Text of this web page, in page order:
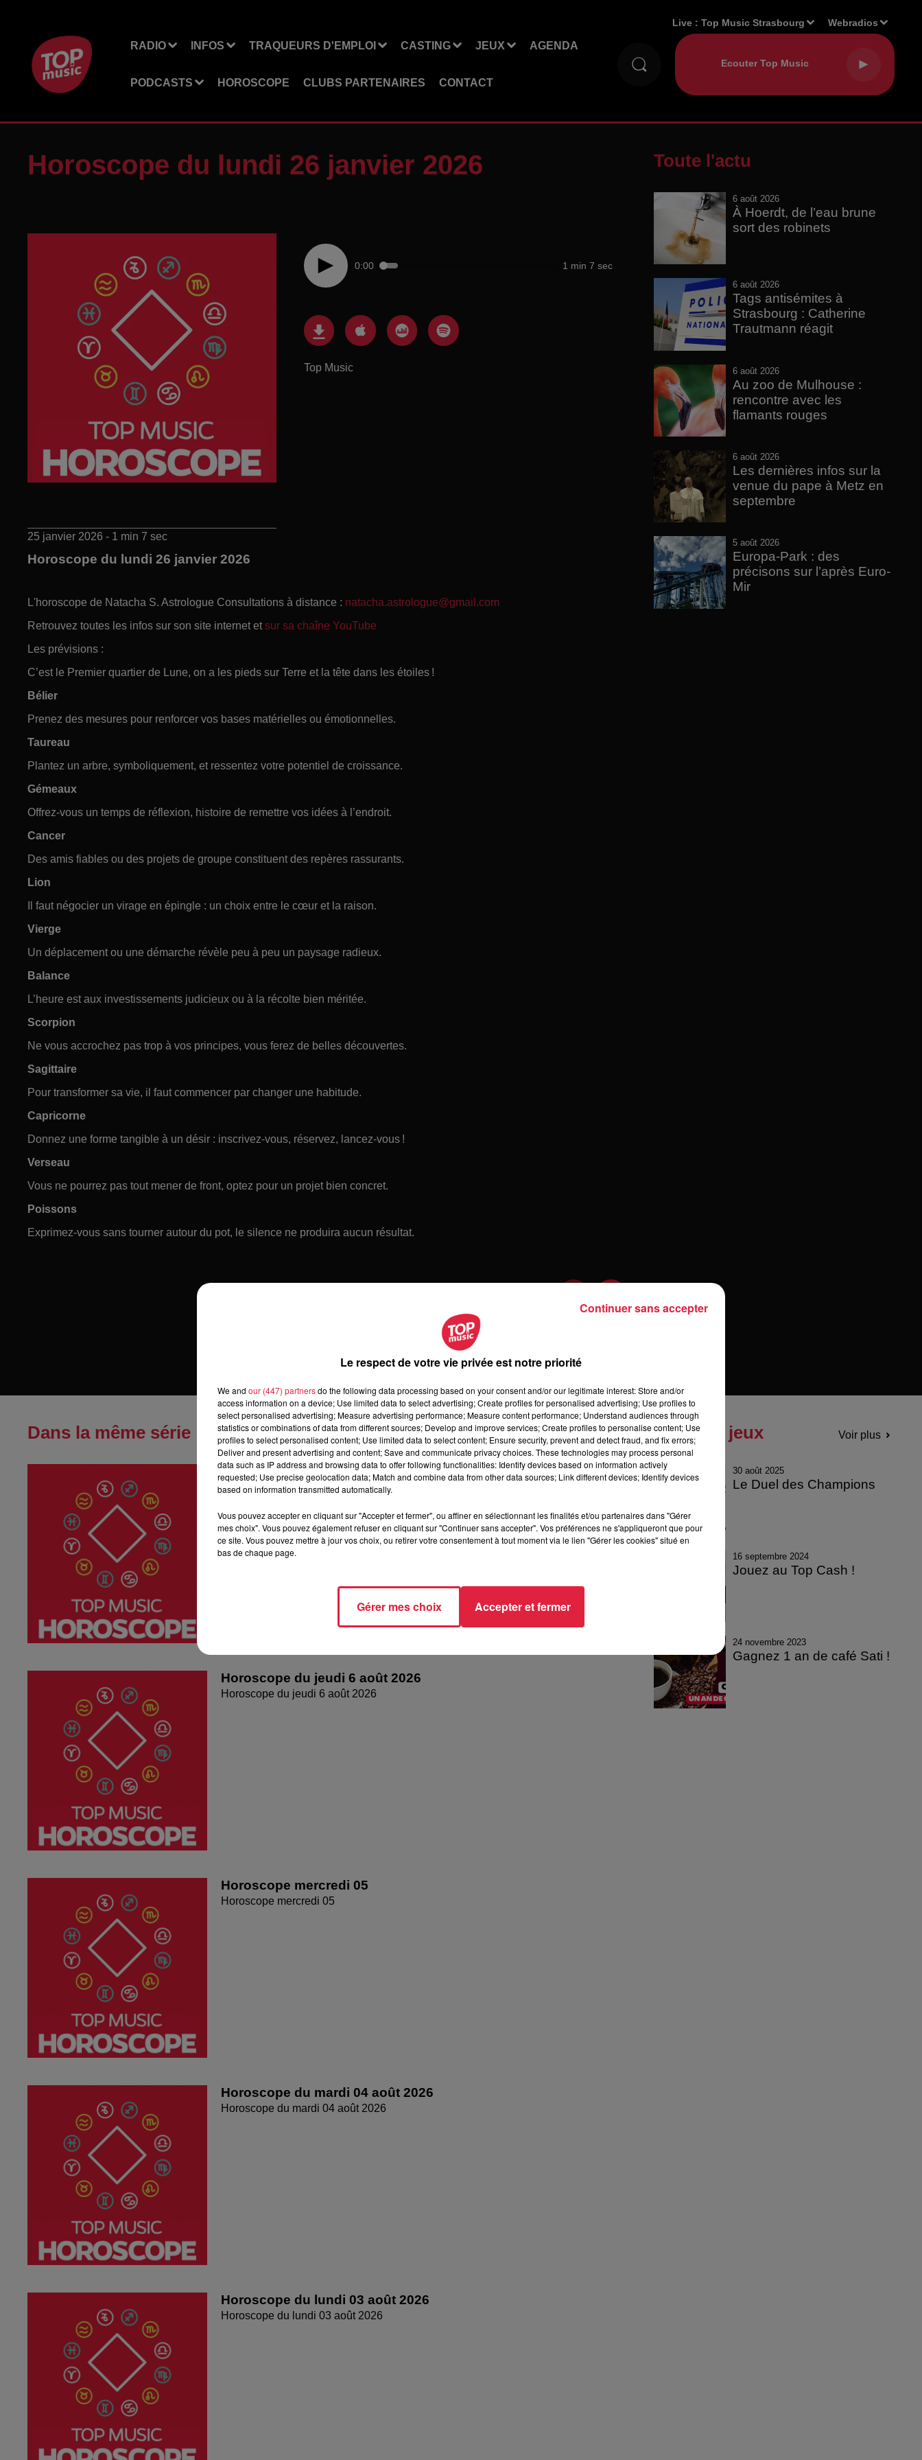
RADIO INFOS TRAQUEURS D'EMPLOI CASTING JEUX AGENDA
PODCASTS HOROSCOPE CLUBS PARTENAIRES CONTACT
Live :Top Music Strasbourg Webradios
Horoscope du lundi 26 janvier 2026
0:00 1 min 7 sec
Top Music
25 janvier 2026 - 1 min 7 sec
Horoscope du lundi 26 janvier 2026
L'horoscope de Natacha S. Astrologue Consultations à distance : natacha.astrologue@gmail.com
Retrouvez toutes les infos sur son site internet et sur sa chaîne YouTube
Les prévisions :
C’est le Premier quartier de Lune, on a les pieds sur Terre et la tête dans les étoiles !
Bélier
Prenez des mesures pour renforcer vos bases matérielles ou émotionnelles.
Taureau
Plantez un arbre, symboliquement, et ressentez votre potentiel de croissance.
Gémeaux
Offrez-vous un temps de réflexion, histoire de remettre vos idées à l’endroit.
Cancer
Des amis fiables ou des projets de groupe constituent des repères rassurants.
Lion
Il faut négocier un virage en épingle : un choix entre le cœur et la raison.
Vierge
Un déplacement ou une démarche révèle peu à peu un paysage radieux.
Balance
L’heure est aux investissements judicieux ou à la récolte bien méritée.
Scorpion
Ne vous accrochez pas trop à vos principes, vous ferez de belles découvertes.
Sagittaire
Pour transformer sa vie, il faut commencer par changer une habitude.
Capricorne
Donnez une forme tangible à un désir : inscrivez-vous, réservez, lancez-vous !
Verseau
Vous ne pourrez pas tout mener de front, optez pour un projet bien concret.
Poissons
Exprimez-vous sans tourner autour du pot, le silence ne produira aucun résultat.
Toute l'actu
6 août 2026
À Hoerdt, de l’eau brune
sort des robinets
6 août 2026
Tags antisémites à
Strasbourg : Catherine
Trautmann réagit
6 août 2026
Au zoo de Mulhouse :
rencontre avec les
flamants rouges
6 août 2026
Les dernières infos sur la
venue du pape à Metz en
septembre
5 août 2026
Europa-Park : des
précisons sur l’après Euro-
Mir
Dans la même série
Horoscope du vendredi 07 août 2026
Horoscope du vendredi 07 août 2026
Horoscope du jeudi 6 août 2026
Horoscope du jeudi 6 août 2026
Horoscope mercredi 05
Horoscope mercredi 05
Horoscope du mardi 04 août 2026
Horoscope du mardi 04 août 2026
Horoscope du lundi 03 août 2026
Horoscope du lundi 03 août 2026
Tous les jeux Voir plus
30 août 2025
Le Duel des Champions
16 septembre 2024
Jouez au Top Cash !
24 novembre 2023
Gagnez 1 an de café Sati !
Le respect de votre vie privée est notre priorité
We and our (447) partnersdo the following data processing based on your consent and/or our legitimate interest: Store and/or
access information on a device; Use limited data to select advertising; Create profiles for personalised advertising; Use profiles to
select personalised advertising; Measure advertising performance; Measure content performance; Understand audiences through
statistics or combinations of data from different sources; Develop and improve services; Create profiles to personalise content; Use
profiles to select personalised content; Use limited data to select content; Ensure security, prevent and detect fraud, and fix errors;
Deliver and present advertising and content; Save and communicate privacy choices. These technologies may process personal
data such as IP address and browsing data to offer following functionalities: Identify devices based on information actively
requested; Use precise geolocation data; Match and combine data from other data sources; Link different devices; Identify devices
based on information transmitted automatically.
Vous pouvez accepter en cliquant sur "Accepter et fermer", ou affiner en sélectionnant les finalités et/ou partenaires dans "Gérer
mes choix". Vous pouvez également refuser en cliquant sur "Continuer sans accepter". Vos préférences ne s'appliqueront que pour
ce site. Vous pouvez mettre à jour vos choix, ou retirer votre consentement à tout moment via le lien "Gérer les cookies" situé en
bas de chaque page.
Gérer mes choix Accepter et fermer
Continuer sans accepter